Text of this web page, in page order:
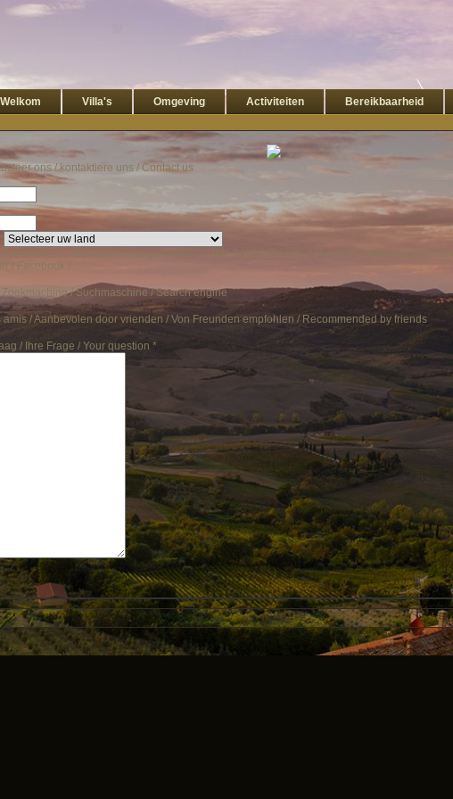
Welkom Villa's Omgeving Activiteiten Bereikbaarheid
ons / kontaktiere uns / Contact us
trouvé? / Hoe heeft u ons gevonden ? / Wie haben Sie uns gefunden? / How did you find
/ Facebook / ...
/ Suchmaschine / Search engine
amis / Aanbevolen door vrienden / Von Freunden empfohlen / Recommended by friends
/ Ihre Frage / Your question *